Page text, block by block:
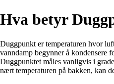
Hva betyr
Duggpunkt er temperaturen hvor
vanndamp begynner å kondensere
Duggpunktet måles vanligvis i
nært temperaturen på bakken, kan